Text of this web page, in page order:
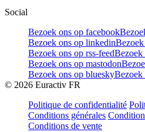
Social
Bezoek ons op facebook
Bezoek ons op linkedin
Bezoek ons op rss-feedBezoek
Bezoek ons op mastodon
Bezoek ons op blueskyBezoek
© 2026 Euractiv FR
Politique de confidentialité
Conditions générales
Conditions de vente